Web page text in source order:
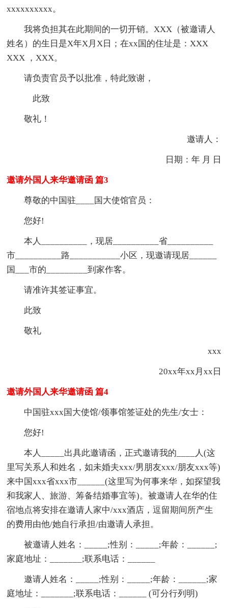
xxxxxxxxxx。
我将负担其在此期间的一切开销。XXX（被邀请人
姓名）的生日是X年X月X日；在xx国的住址是：XXX
XXX ，XXX。
请负责官员予以批准，特此致谢，
此致
敬礼！
邀请人：
日期：年 月 日
邀请外国人来华邀请函 篇3
尊敬的中国驻____国大使馆官员：
您好!
本人__________，现居__________省__________
市__________路___________小区，现邀请现居______
国___市的_________到家作客。
请准许其签证事宜。
此致
敬礼
xxx
20xx年xx月xx日
邀请外国人来华邀请函 篇4
中国驻xxx国大使馆/领事馆签证处的先生/女士：
您好!
本人_____出具此邀请函，正式邀请我的____人(这
里写关系人和姓名，如未婚夫xxx/男朋友xxx/朋友xxx等)
来中国xxx省xxx市______(这里写为何事来华，如探望我
和我家人、旅游、筹备结婚事宜等)。被邀请人在华的住
宿地点将安排在邀请人家中/xxx酒店，逗留期间所产生
的费用由他/她自行承担/由邀请人承担。
被邀请人姓名：_____;性别：_____;年龄：______;
家庭地址：_______;联系电话：______
邀请人姓名：_____;性别：_____;年龄：______;家
庭地址：_______;联系电话：______ (可分行列明)